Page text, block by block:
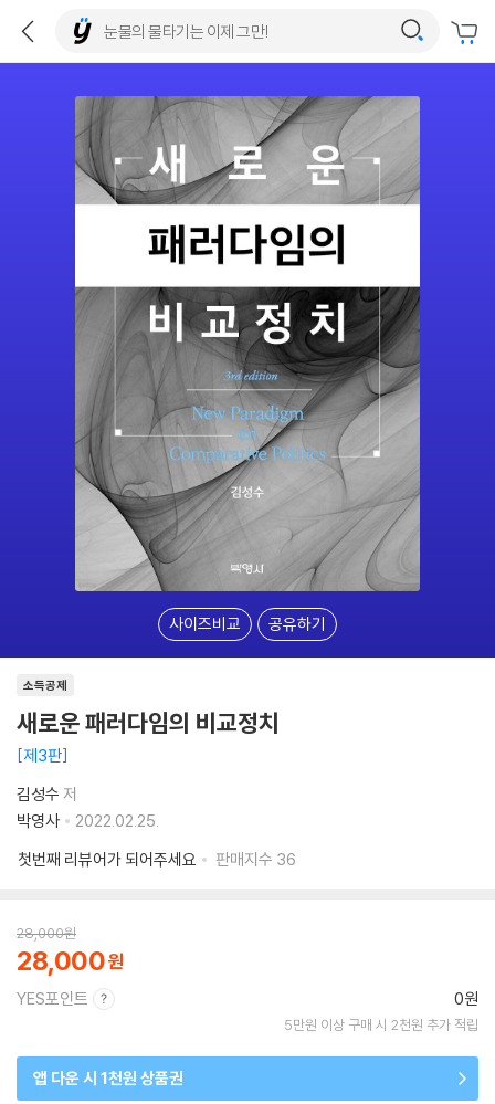
사이즈비교 공유하기
소득공제
새로운 패러다임의 비교정치
제3판
김성수 저
박영사
2022.02.25.
첫번째 리뷰어가 되어주세요
판매지수 36
28,000원
28,000
YES포인트 0원
5만원 이상 구매 시 2천원 추가 적립
앱 다운 시 1천원 상품권